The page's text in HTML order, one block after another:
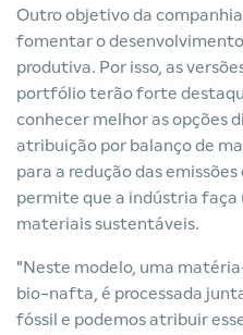
Outro objetivo da
fomentar o
produtiva. Por isso, as
portfólio terão forte
conhecer melhor as opções
atribuição por balanço de
para a redução das
permite que a indústria faça
materiais sustentáveis.
"Neste modelo, uma
bio-nafta, é processada
fóssil e podemos atribuir